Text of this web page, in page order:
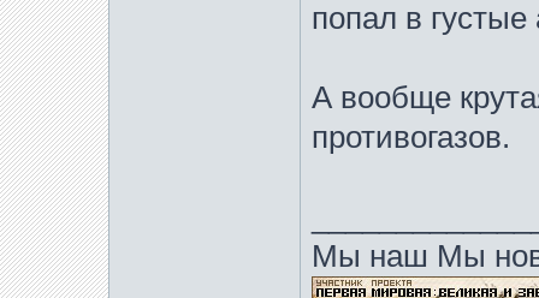
попал в
А вообще
противогазов.
Мы наш Мы